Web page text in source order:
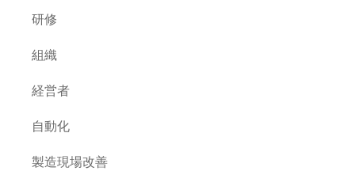
研修
組織
経営者
自動化
製造現場改善